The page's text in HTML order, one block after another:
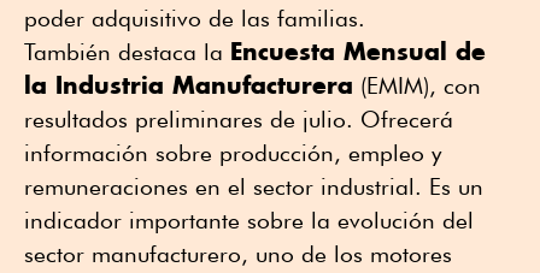
poder adquisitivo de las familias.
También destaca la Encuesta Mensual de
la Industria Manufacturera (EMIM), con
resultados preliminares de julio. Ofrecerá
información sobre producción, empleo y
remuneraciones en el sector industrial. Es un
indicador importante sobre la evolución del
sector manufacturero, uno de los motores